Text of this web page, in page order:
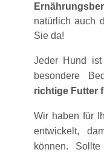
natürlich auch
Sie da!
Jeder Hund
besondere
richtige Futter
Wir haben für
entwickelt,
können.